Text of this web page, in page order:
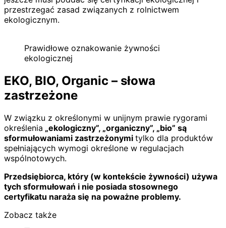
przestrzegać zasad związanych z rolnictwem
ekologicznym.
Prawidłowe oznakowanie żywności
ekologicznej
EKO, BIO, Organic – słowa
zastrzeżone
W związku z określonymi w unijnym prawie rygorami
określenia „ekologiczny”, „organiczny”, „bio” są
sformułowaniami zastrzeżonymi tylko dla produktów
spełniających wymogi określone w regulacjach
wspólnotowych.
Przedsiębiorca, który (w kontekście żywności) używa
tych sformułowań i nie posiada stosownego
certyfikatu naraża się na poważne problemy.
Zobacz także